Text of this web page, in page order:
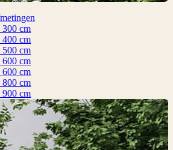
300 cm
400 cm
500 cm
600 cm
600 cm
800 cm
900 cm